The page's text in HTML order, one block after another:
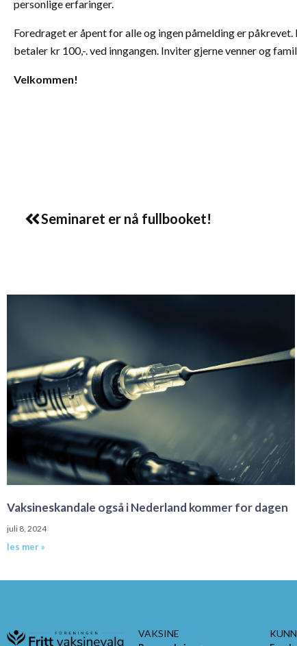
personlige erfaringer.
Foredraget er åpent for alle og ingen påmelding er
betaler kr 100,-. ved inngangen. Inviter gjerne venner og
Velkommen!
Seminaret er nå fullbooket!
Vaksineskandale også i Nederland kommer for dagen
juli 8, 2024
les mer »
VAKSINE